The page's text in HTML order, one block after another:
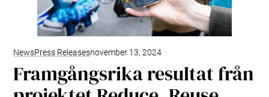
NewsPress Releasesnovember 13, 2024
Framgångsrika resultat från